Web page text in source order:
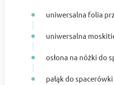
uniwersalna folia
uniwersalna
osłona na nóżki do
pałąk do spacerówki